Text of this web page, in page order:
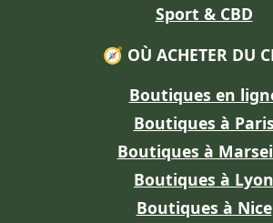
Sport & CBD
🧭 OÙ ACHETER DU
Boutiques en
Boutiques à Paris
Boutiques à
Boutiques à Lyon
Boutiques à Nice